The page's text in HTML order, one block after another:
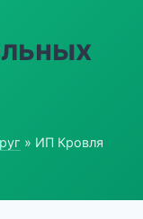
» ИП Кровля